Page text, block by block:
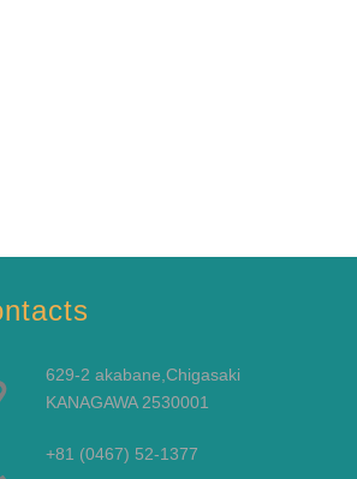
629-2 akabane,Chigasaki
KANAGAWA 2530001
+81 (0467) 52-1377